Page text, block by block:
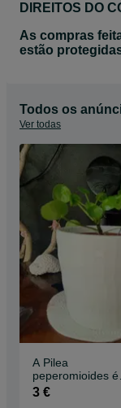
DIREITOS DO
As compras
estão
Todos os
Ver todas
A Pilea
peperomioides é
conhecida como
3 €